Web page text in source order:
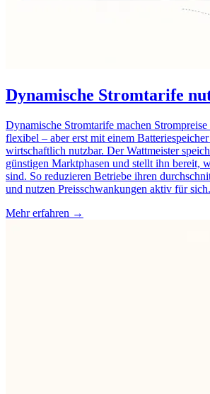
Dynamische Stromtarife
Dynamische Stromtarife machen Strompreise
flexibel – aber erst mit einem
wirtschaftlich nutzbar. Der Wattmeister
günstigen Marktphasen und stellt ihn bereit,
sind. So reduzieren Betriebe ihren
und nutzen Preisschwankungen aktiv für sich.
Mehr erfahren →